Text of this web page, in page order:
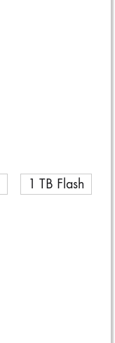
1 TB Flash